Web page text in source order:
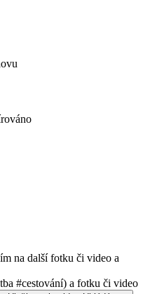
na další fotku či video a
#cestování) a fotku či video